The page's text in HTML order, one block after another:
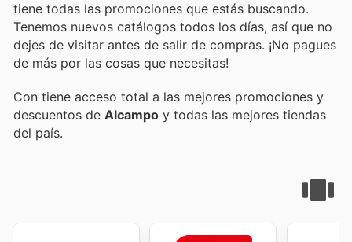
tiene todas las promociones que estás buscando.
Tenemos nuevos catálogos todos los días, así que no
dejes de visitar antes de salir de compras. ¡No pagues
de más por las cosas que necesitas!
Con tiene acceso total a las mejores promociones y
descuentos de Alcampo y todas las mejores tiendas
del país.